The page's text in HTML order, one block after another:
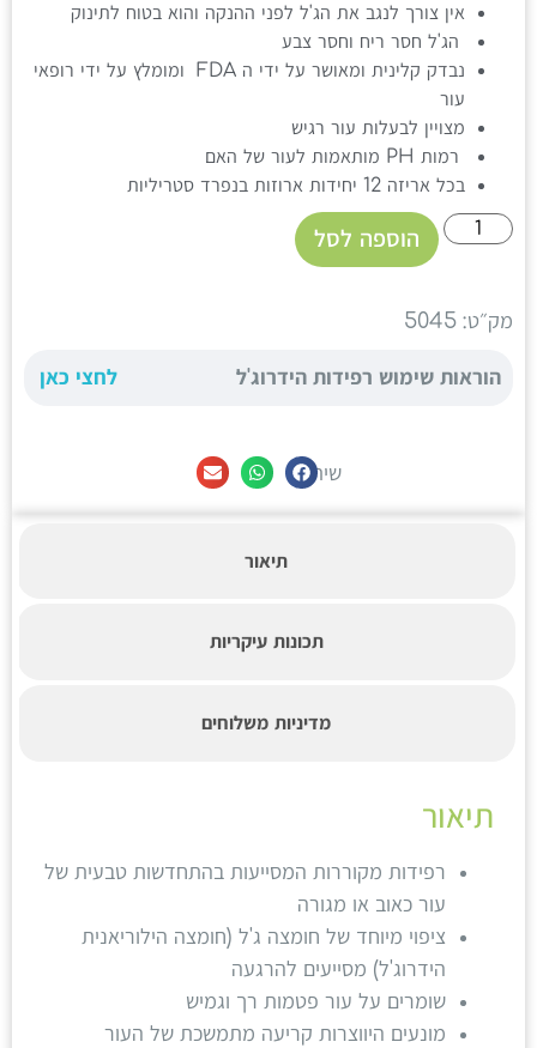
אין צורך לנגב את הג'ל לפני ההנקה והוא בטוח לתינוק
הג'ל חסר ריח וחסר צבע
נבדק קלינית ומאושר על ידי ה FDA ומומלץ על ידי רופאי
עור
מצויין לבעלות עור רגיש
רמות PH מותאמות לעור של האם
בכל אריזה 12 יחידות ארוזות בנפרד סטריליות
הוספה לסל
מק״ט: 5045
הוראות שימוש רפידות הידרוג'ל לחצי כאן
שיתוף
תיאור
תכונות עיקריות
מדיניות משלוחים
תיאור
רפידות מקוררות המסייעות בהתחדשות טבעית של
עור כאוב או מגורה
ציפוי מיוחד של חומצה ג'ל (חומצה הילוריאנית
הידרוג'ל) מסייעים להרגעה
שומרים על עור פטמות רך וגמיש
מונעים היווצרות קריעה מתמשכת של העור